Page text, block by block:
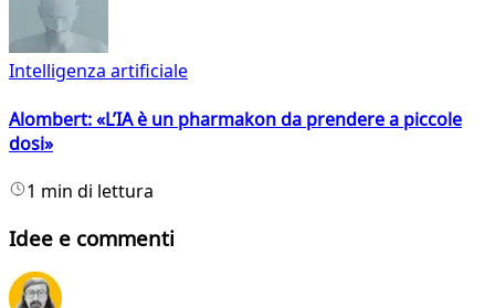
Intelligenza artificiale
Alombert: «L’IA è un pharmakon da prendere a piccole
dosi»
1 min di lettura
Idee e commenti